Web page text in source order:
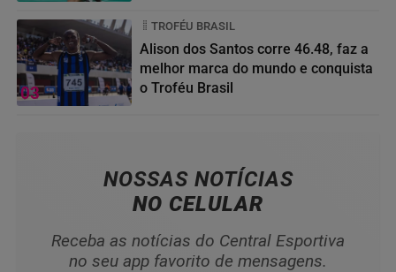
03
TROFÉU BRASIL
Alison dos Santos corre 46.48, faz a
melhor marca do mundo e conquista
o Troféu Brasil
NOSSAS NOTÍCIAS
NO CELULAR
Receba as notícias do Central Esportiva
no seu app favorito de mensagens.